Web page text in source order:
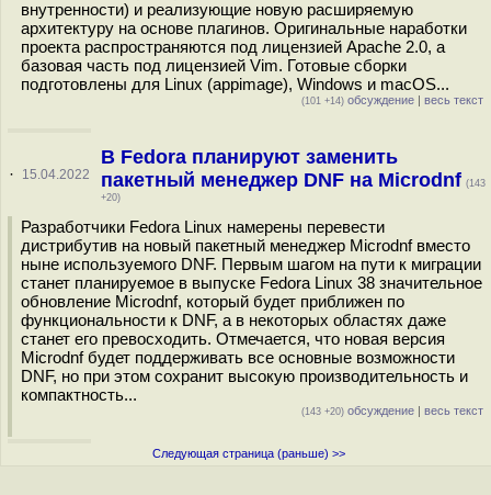
внутренности) и реализующие новую расширяемую
архитектуру на основе плагинов. Оригинальные наработки
проекта распространяются под лицензией Apache 2.0, а
базовая часть под лицензией Vim. Готовые сборки
подготовлены для Linux (appimage), Windows и macOS...
(101 +14) обсуждение | весь текст
· 15.04.2022
В Fedora планируют заменить
пакетный менеджер DNF на Microdnf (143
+20)
Разработчики Fedora Linux намерены перевести
дистрибутив на новый пакетный менеджер Microdnf вместо
ныне используемого DNF. Первым шагом на пути к миграции
станет планируемое в выпуске Fedora Linux 38 значительное
обновление Microdnf, который будет приближен по
функциональности к DNF, а в некоторых областях даже
станет его превосходить. Отмечается, что новая версия
Microdnf будет поддерживать все основные возможности
DNF, но при этом сохранит высокую производительность и
компактность...
(143 +20) обсуждение | весь текст
Следующая страница (раньше) >>